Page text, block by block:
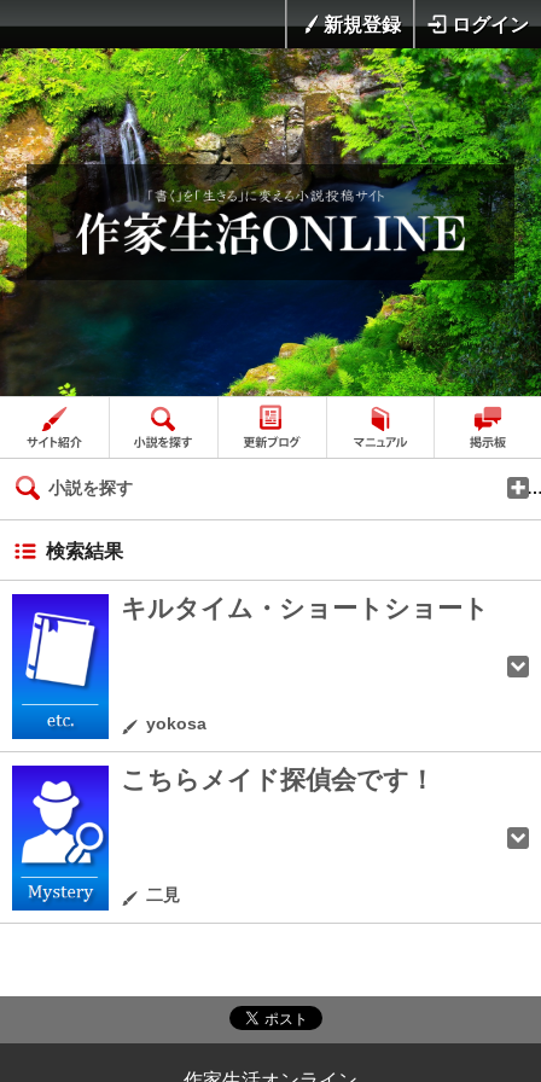
新規登録 ログイン
小説を探す
検索結果
キルタイム・ショートショート
yokosa
こちらメイド探偵会です！
二見